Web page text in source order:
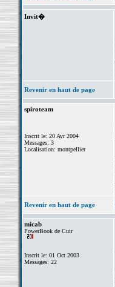
Invit�
Revenir en haut de page
spiroteam
Inscrit le: 20 Avr 2004
Messages: 3
Localisation: montpellier
Revenir en haut de page
micab
PowerBook de Cuir
Inscrit le: 01 Oct 2003
Messages: 22